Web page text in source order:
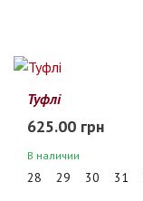
Туфлі
625.00 грн
В наличии
28 29 30 31